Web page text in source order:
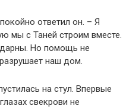
ответил он. – Я
мы с Таней строим вместе.
Но помощь не
наш дом.
на стул. Впервые
свекрови не